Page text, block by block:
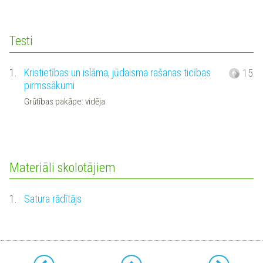
Testi
1.
Kristietības un islāma, jūdaisma rašanas ticības
pirmssākumi
Grūtības pakāpe: vidēja
15
Materiāli skolotājiem
1. Satura rādītājs